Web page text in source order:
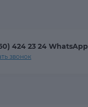
424 23 24 WhatsApp
звонок